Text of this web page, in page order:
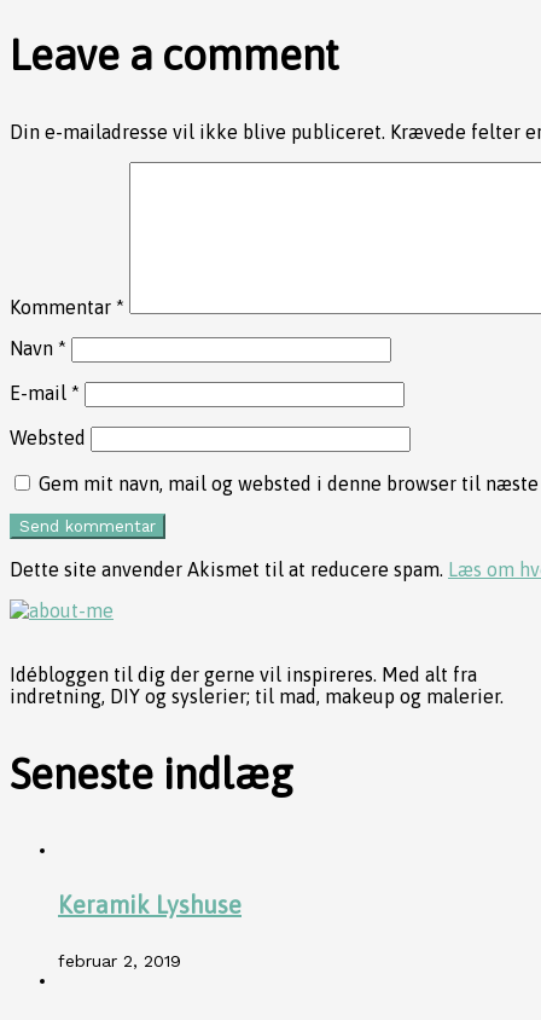
Leave a comment
Din e-mailadresse vil ikke blive publiceret. Krævede felter
Kommentar *
Navn *
E-mail *
Websted
Gem mit navn, mail og websted i denne browser til
Dette site anvender Akismet til at reducere spam. Læs om
Idébloggen til dig der gerne vil inspireres. Med alt fra
indretning, DIY og syslerier; til mad, makeup og malerier.
Seneste indlæg
Keramik Lyshuse
februar 2, 2019